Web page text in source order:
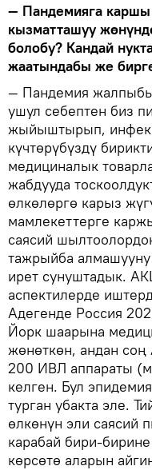
— Пандемияга
кызматташуу
болобу? Кандай
жаатындабы же
— Пандемия
ушул себептен биз
жыйыштырып,
күчтөрүбүздү
медициналык
жабдууда
өлкөлөргө карыз
мамлекеттерге
саясий
тажрыйба
ирет сунуштадык.
аспектилерде
Адегенде Россия
Йорк шаарына
жөнөткөн, андан
200 ИВЛ аппараты
келген. Бул
турган убакта эле.
өлкөнүн эли саясий
карабай бири-
көрсөтө аларын